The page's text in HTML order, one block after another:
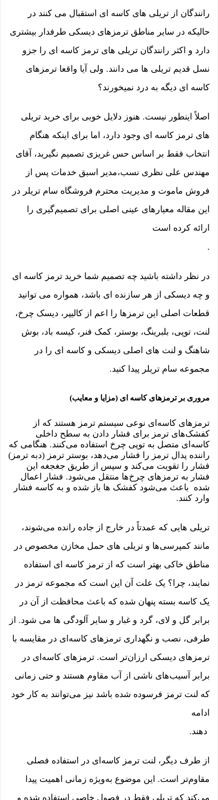
رانندگان از تریلی های کاسه ای استقبال می کنند در
حالیکه در سایر مناطق ترمزهای دیسکی طرفدار بیشتری
دارد و اکثر رانندگان تریلی های ترمز کاسه ای را جزو
نسل قدیم تریلی ها می دانند. ولی آیا واقعا ترمزهای
کاسه ای دیگه به درد نمیخورند؟
اصلاً اینطور نیست. هنوز دلایل خوبی برای خرید تریلی
های ترمز کاسه ای وجود دارد، اما برای اینکه هنگام
انتخاب فقط بر اساس حس غریزی تصمیم نگیرید، آقای
مهندس علی نظری نسب،مدیر اسبق خدمات پس از
فروش ماموت و مدیریت محترم فروشگاه سام تریلر در
این مقاله معیارهای عینی اصلی برای تصمیم‌گیری را
ارائه کرده است
.
در نظر داشته باشید چه تصمیم شما خرید ترمز کاسه ای
و چه دیسکی از هر سازنده ای باشد، همواره می توانید
قطعات اصلی این ترمزها را اعم از کالیپر، دیسک چرخ،
لنت، توپی، بلبرینگ، بوستر، کمک فنر، کیسه باد، بوش
شاهنگ و لنت های اصلی دیسکی و کاسه ای را در
مجموعه سام تریلر پیدا کنید.
مروری بر ترمزهای کاسه ای (مزایا و معایب)
ترمزهای کاسه‌ای نوعی سیستم ترمز هستند که از
کفشک‌های ترمز برای فشار دادن به سطح داخلی
کاسه‌ای متصل به توپی چرخ استفاده می‌کنند. هنگامی که
راننده پدال ترمز را فشار می‌دهد، بوستر ترمز (دبه ترمز)
فشار را تقویت می‌کند و سپس از طریق جغجغه این
فشار به ترمزهای چرخ‌ها منتقل می‌شود. فشار اعمال
شده باعث می‌شود کفشک ها باز شده و به کاسه فشار
وارد کنند.
تریلی هایی که عمدتاً در خارج از جاده رانده می‌شوند،
مانند کمپرسی‌ها و تریلی های حمل مخازن مخصوص در
مناطق خاکی بهتر است که از ترمز کاسه ای استفاده
نمایند، چرا؟ یک علت آن این است که مجموعه ترمز در
یک کاسه بسته پنهان شده که باعث محافظت از آن در
برابر گل و لای، گرد و غبار و سایر آلودگی ها می شود. از
طرفی، نصب و نگهداری ترمزهای کاسه‌ای در مقایسه با
ترمزهای دیسکی ارزان‌تر است. ترمزهای کاسه‌ای در
برابر آسیب‌های ناشی از آب مقاوم هستند و حتی زمانی
که لنت ترمز فرسوده شده باشد نیز می‌توانند به کار خود
ادامه
دهند.
از طرف دیگر، لنت ترمز کاسه‌ای در استفاده فصلی
مقاوم‌تر است. این موضوع به‌ویژه زمانی اهمیت پیدا
می‌کند که تریلی فقط در فصول خاصی استفاده شده و